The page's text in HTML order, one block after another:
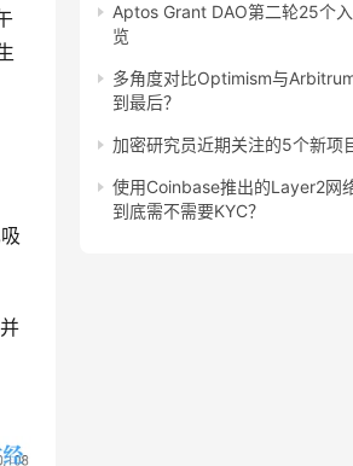
Aptos Grant DAO第二轮25个
览
多角度对比Optimism与
到最后？
加密研究员近期关注的5个新项
使用Coinbase推出的Layer2网
到底需不需要KYC？